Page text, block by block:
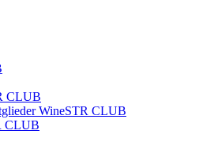
CLUB
WineSTR CLUB
CLUB